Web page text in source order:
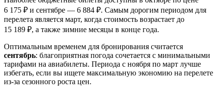
6 175 ₽ и сентябре — 6 884 ₽. Самым дорогим периодом для
перелета является март, когда стоимость возрастает до
15 189 ₽, а также зимние месяцы в конце года.
Оптимальным временем для бронирования считается
сентябрь: благоприятная погода сочетается с минимальными
тарифами на авиабилеты. Периода с ноября по март лучше
избегать, если вы ищете максимальную экономию на перелете
из-за сезонного роста цен.